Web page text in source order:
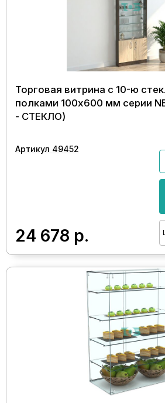
Торговая витрина с 10-ю
полками 100x600 мм серии
- СТЕКЛО)
Артикул 49452
24 678 р.